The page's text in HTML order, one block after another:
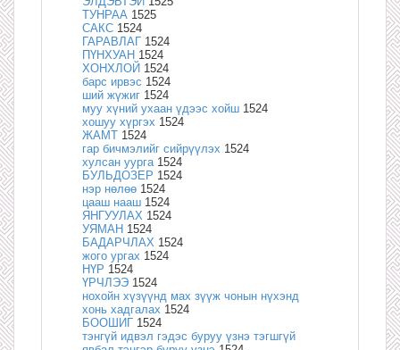
ТУНРАА 1525
САКС 1524
ГАРАВЛАГ 1524
ПҮНХУАН 1524
ХОНХЛОЙ 1524
барс ирвэс 1524
ший жүжиг 1524
муу хүний ухаан үдээс хойш 1524
хошуу хүргэх 1524
ЖАМТ 1524
гар бичмэлийг сийрүүлэх 1524
хулсан уурга 1524
БУЛЬДОЗЕР 1524
нэр нөлөө 1524
цааш нааш 1524
ЯНГУУЛАХ 1524
УЯМАН 1524
БАДАРЧЛАХ 1524
жого ургах 1524
НҮР 1524
ҮРЧЛЭЭ 1524
нохойн хүзүүнд мах зүүж чонын нүхэнд
хонь хадгалах 1524
БООШИГ 1524
тэнгүй идвэл гэдэс буруу үзнэ тэгшгүй